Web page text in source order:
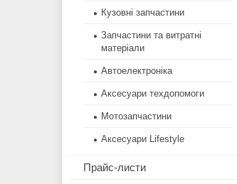
Кузовні запчастини
Запчастини та витратні
матеріали
Автоелектроніка
Аксесуари техдопомоги
Мотозапчастини
Аксесуари Lifestyle
Прайс-листи